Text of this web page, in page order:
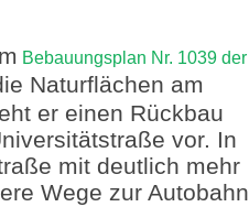
Bebauungsplan Nr. 1039 der
Naturflächen am
er einen Rückbau
vor. In
mit deutlich mehr
Wege zur Autobahn